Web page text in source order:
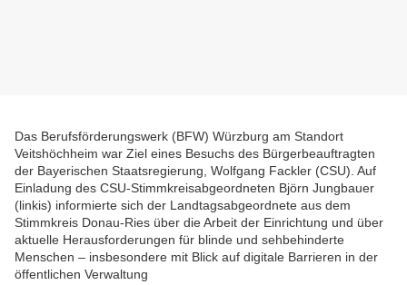
Das Berufsförderungswerk (BFW) Würzburg am Standort
Veitshöchheim war Ziel eines Besuchs des Bürgerbeauftragten
der Bayerischen Staatsregierung, Wolfgang Fackler (CSU). Auf
Einladung des CSU-Stimmkreisabgeordneten Björn Jungbauer
(linkis) informierte sich der Landtagsabgeordnete aus dem
Stimmkreis Donau-Ries über die Arbeit der Einrichtung und über
aktuelle Herausforderungen für blinde und sehbehinderte
Menschen – insbesondere mit Blick auf digitale Barrieren in der
öffentlichen Verwaltung